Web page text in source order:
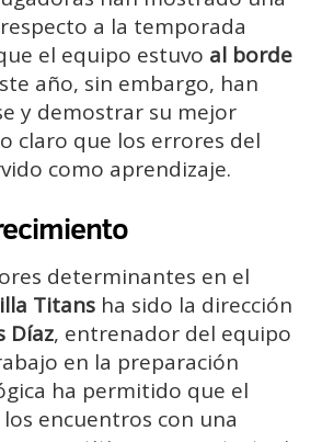
a la temporada
el equipo estuvo al borde
año, sin embargo, han
y demostrar su mejor
claro que los errores del
como aprendizaje.
determinantes en el
Titans ha sido la dirección
Díaz, entrenador del equipo
en la preparación
ha permitido que el
encuentros con una